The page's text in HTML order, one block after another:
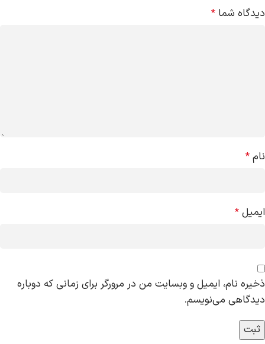
دیدگاه شما *
نام *
ایمیل *
ذخیره نام، ایمیل و وبسایت من در مرورگر برای زمانی که دوباره
دیدگاهی می‌نویسم.